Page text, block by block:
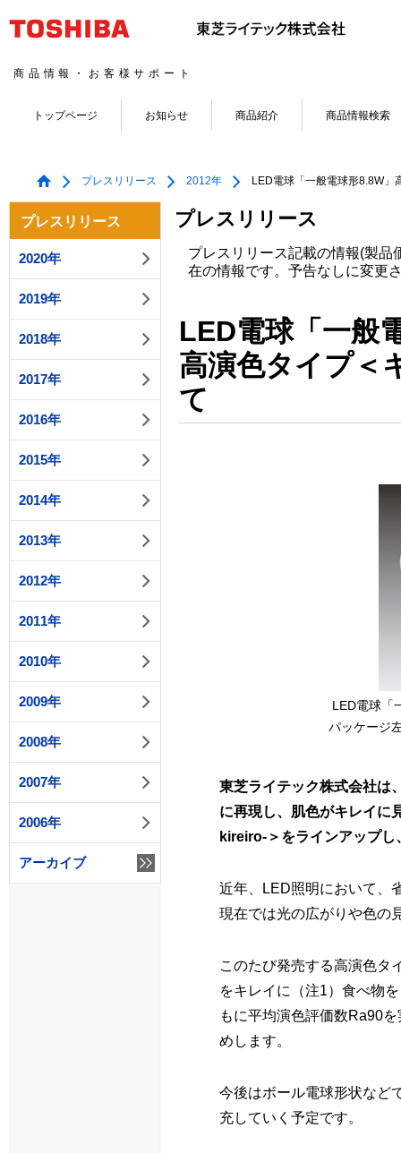
商品情報・お客様サポート
トップページ お知らせ 商品紹介 商品情報検索
プレスリリース 2012年 LED電球「一般電球形8.8W」
プレスリリース
2020年
2019年
2018年
2017年
2016年
2015年
2014年
2013年
2012年
2011年
2010年
2009年
2008年
2007年
2006年
アーカイブ
プレスリリース
プレスリリース記載の情報(製
在の情報です。予告なしに変更
LED電球「一般
高演色タイプ＜
て
LED電球「
パッケージ
東芝ライテック株式会社は
に再現し、肌色がキレイに
kireiro-＞をラインアップ
近年、LED照明において、
現在では光の広がりや色の
このたび発売する高演色タ
をキレイに（注1）食べ物
もに平均演色評価数Ra90
めします。
今後はボール電球形状など
充していく予定です。